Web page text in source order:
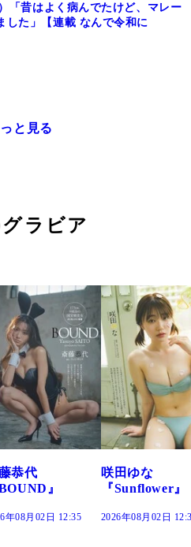
「昔はよく病んでたけど、マレー
した」【連載 なんで令和に
と見る
ラビア
ゆな
Sunflower』
年08月02日 12:30
藤水咲桜『花
だまり』
2026年08月02日